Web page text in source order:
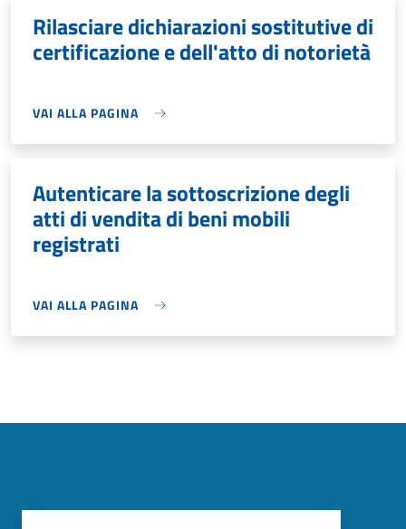
Rilasciare dichiarazioni sostitutive di
certificazione e dell'atto di notorietà
VAI ALLA PAGINA
Autenticare la sottoscrizione degli
atti di vendita di beni mobili
registrati
VAI ALLA PAGINA